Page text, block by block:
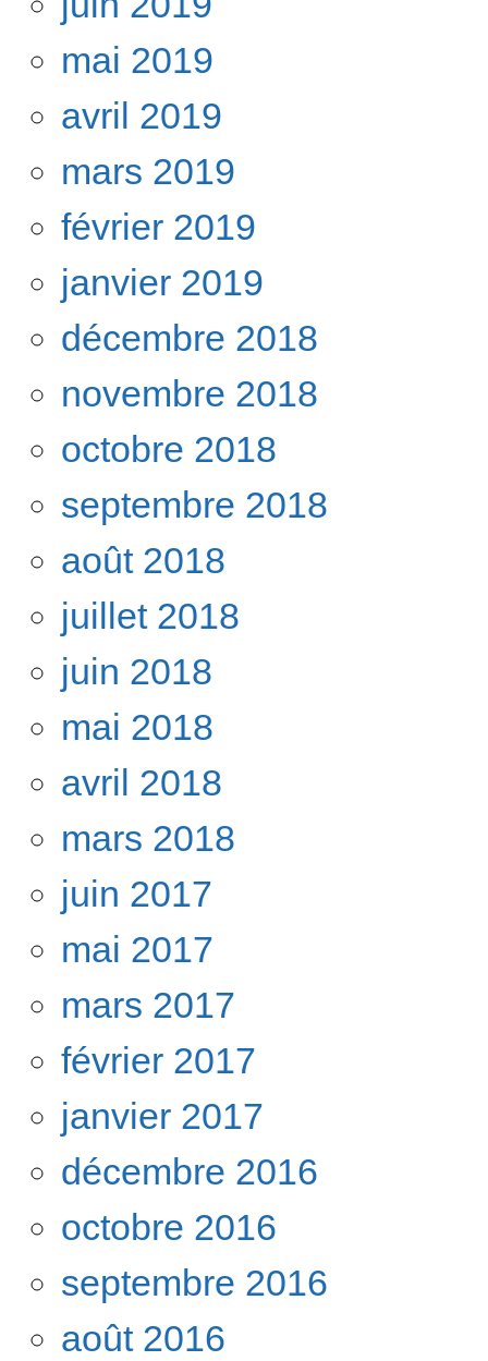
mai 2019
avril 2019
mars 2019
février 2019
janvier 2019
décembre 2018
novembre 2018
octobre 2018
septembre 2018
août 2018
juillet 2018
juin 2018
mai 2018
avril 2018
mars 2018
juin 2017
mai 2017
mars 2017
février 2017
janvier 2017
décembre 2016
octobre 2016
septembre 2016
août 2016